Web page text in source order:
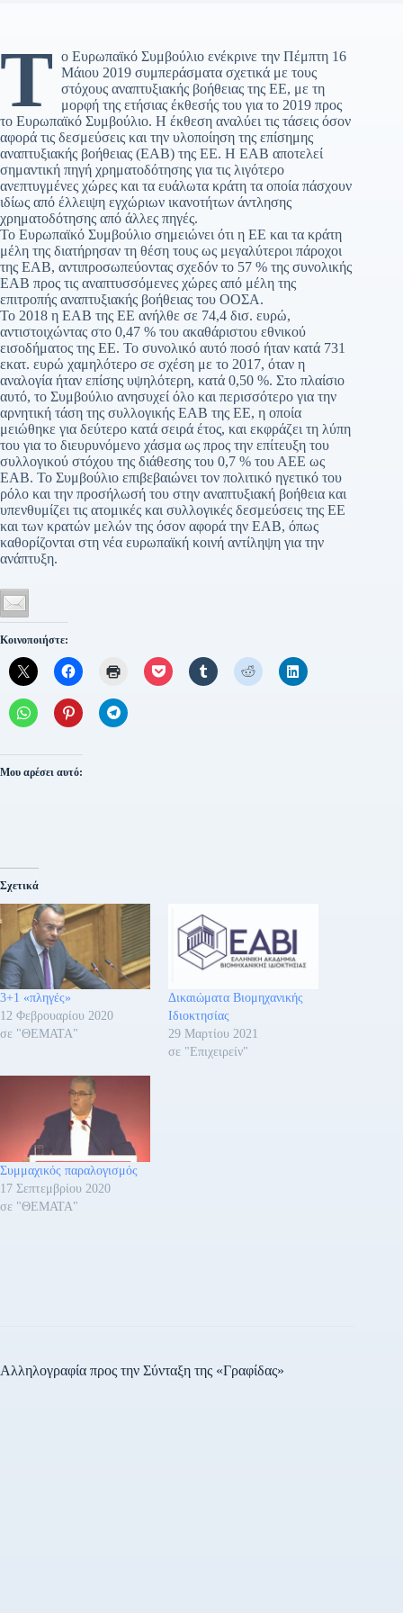
Τ ο Ευρωπαϊκό Συμβούλιο ενέκρινε την Πέμπτη 16
Μάιου 2019 συμπεράσματα σχετικά με τους
στόχους αναπτυξιακής βοήθειας της ΕΕ, με τη
μορφή της ετήσιας έκθεσής του για το 2019 προς
το Ευρωπαϊκό Συμβούλιο. Η έκθεση αναλύει τις τάσεις όσον
αφορά τις δεσμεύσεις και την υλοποίηση της επίσημης
αναπτυξιακής βοήθειας (ΕΑΒ) της ΕΕ. Η ΕΑΒ αποτελεί
σημαντική πηγή χρηματοδότησης για τις λιγότερο
ανεπτυγμένες χώρες και τα ευάλωτα κράτη τα οποία πάσχουν
ιδίως από έλλειψη εγχώριων ικανοτήτων άντλησης
χρηματοδότησης από άλλες πηγές.
Το Ευρωπαϊκό Συμβούλιο σημειώνει ότι η ΕΕ και τα κράτη
μέλη της διατήρησαν τη θέση τους ως μεγαλύτεροι πάροχοι
της ΕΑΒ, αντιπροσωπεύοντας σχεδόν το 57 % της συνολικής
ΕΑΒ προς τις αναπτυσσόμενες χώρες από μέλη της
επιτροπής αναπτυξιακής βοήθειας του ΟΟΣΑ.
Το 2018 η ΕΑΒ της ΕΕ ανήλθε σε 74,4 δισ. ευρώ,
αντιστοιχώντας στο 0,47 % του ακαθάριστου εθνικού
εισοδήματος της ΕΕ. Το συνολικό αυτό ποσό ήταν κατά 731
εκατ. ευρώ χαμηλότερο σε σχέση με το 2017, όταν η
αναλογία ήταν επίσης υψηλότερη, κατά 0,50 %. Στο πλαίσιο
αυτό, το Συμβούλιο ανησυχεί όλο και περισσότερο για την
αρνητική τάση της συλλογικής ΕΑΒ της ΕΕ, η οποία
μειώθηκε για δεύτερο κατά σειρά έτος, και εκφράζει τη λύπη
του για το διευρυνόμενο χάσμα ως προς την επίτευξη του
συλλογικού στόχου της διάθεσης του 0,7 % του ΑΕΕ ως
ΕΑΒ. Το Συμβούλιο επιβεβαιώνει τον πολιτικό ηγετικό του
ρόλο και την προσήλωσή του στην αναπτυξιακή βοήθεια και
υπενθυμίζει τις ατομικές και συλλογικές δεσμεύσεις της ΕΕ
και των κρατών μελών της όσον αφορά την ΕΑΒ, όπως
καθορίζονται στη νέα ευρωπαϊκή κοινή αντίληψη για την
ανάπτυξη.
Κοινοποιήστε:
Μου αρέσει αυτό:
Σχετικά
3+1 «πληγές»
12 Φεβρουαρίου 2020
σε "ΘΕΜΑΤΑ"
Δικαιώματα Βιομηχανικής
Ιδιοκτησίας
29 Μαρτίου 2021
σε "Επιχειρείν"
Συμμαχικός παραλογισμός
17 Σεπτεμβρίου 2020
σε "ΘΕΜΑΤΑ"
Αλληλογραφία προς την Σύνταξη της «Γραφίδας»